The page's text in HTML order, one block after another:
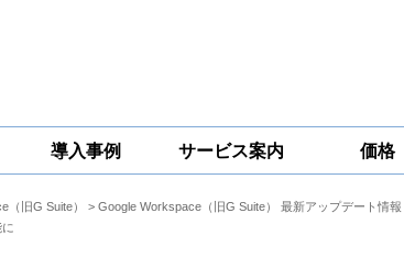
一問一答 コラム
導入事例 サービス案内
Google
Google
Google
価格
（旧G Suite） > Google Workspace（旧G Suite） 最新アップデート情報